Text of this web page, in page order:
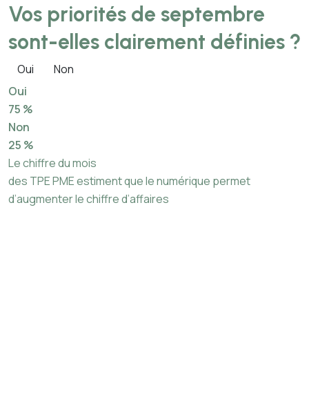
Vos priorités de septembre
sont-elles clairement définies ?
Oui
Non
Oui
75 %
Non
25 %
Le chiffre du mois
des TPE PME estiment que le numérique permet
d’augmenter le chiffre d’affaires